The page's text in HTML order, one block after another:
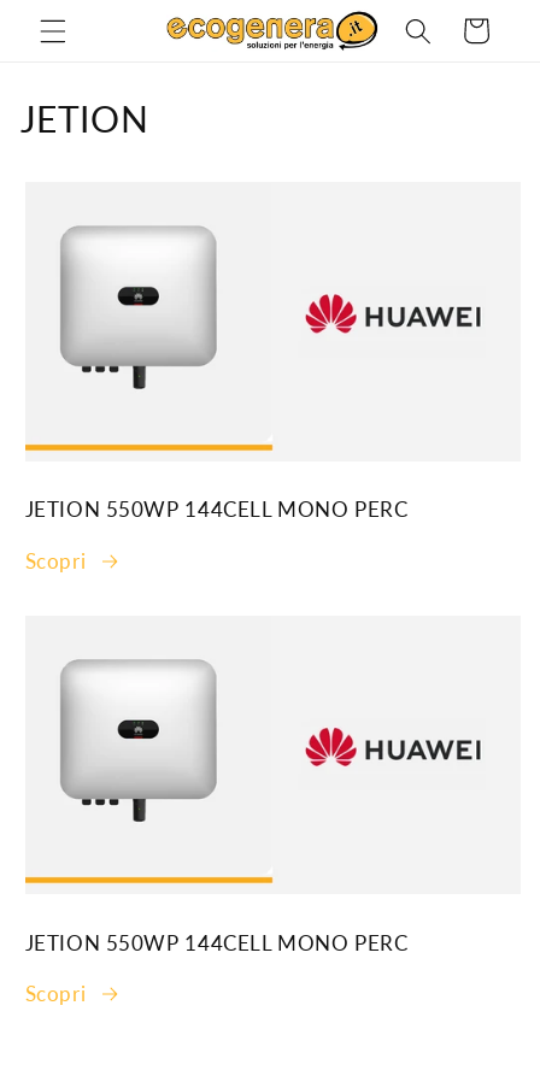
direttamente
Carrello
JETION
JETION 550WP 144CELL MONO PERC
Scopri
JETION 550WP 144CELL MONO PERC
Scopri